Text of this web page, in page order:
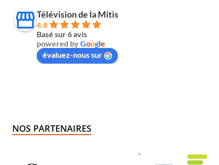
Télévision de la Mitis
4.8
Basé sur 6 avis
powered byGoogle
évaluez-nous sur
NOS PARTENAIRES